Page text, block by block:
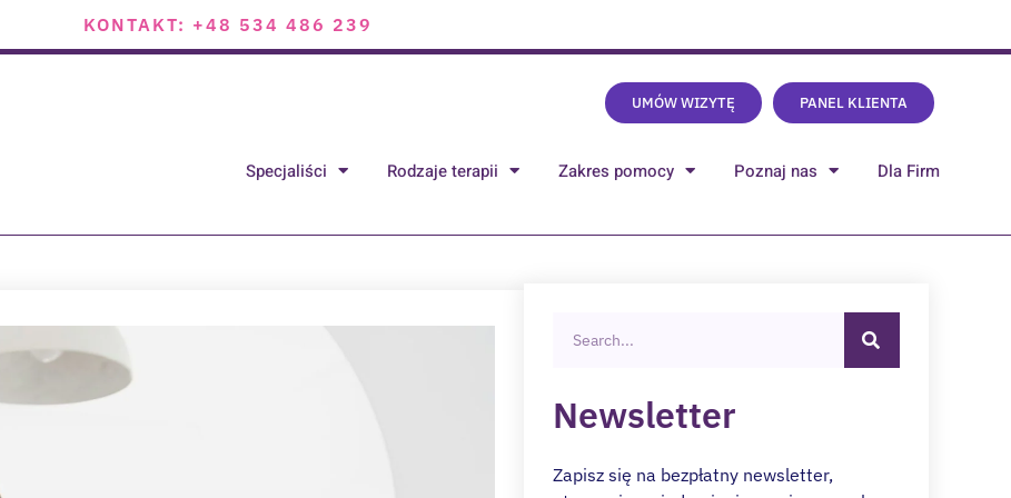
KONTAKT: +48 534 486 239
UMÓW WIZYTĘ PANEL KLIENTA
Specjaliści Rodzaje terapii Zakres pomocy Poznaj nas Dla Firm
Newsletter
Zapisz się na bezpłatny newsletter,